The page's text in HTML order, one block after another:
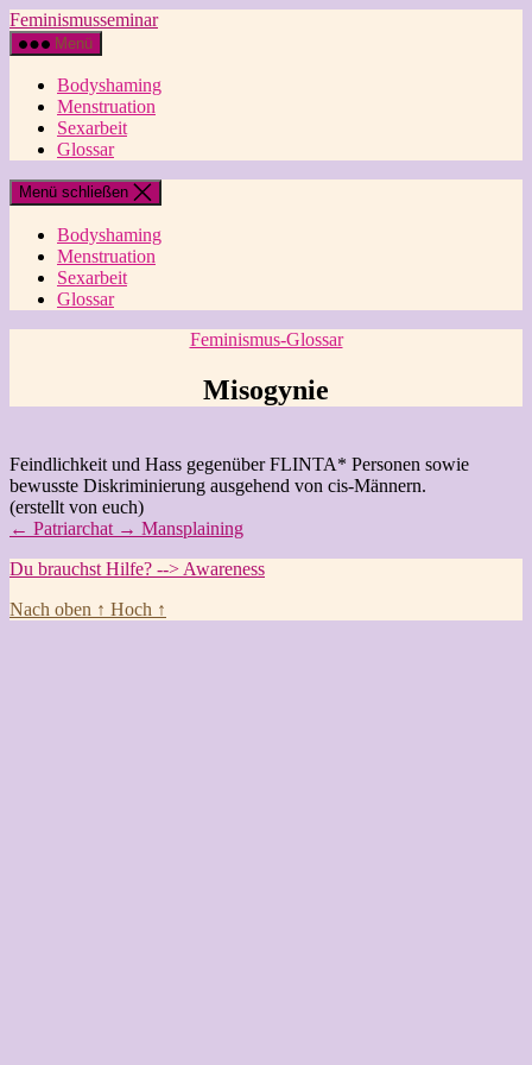
Direkt
zum
Inhalt
wechseln
Feminismusseminar
Menü
Bodyshaming
Menstruation
Sexarbeit
Glossar
Menü schließen
Bodyshaming
Menstruation
Sexarbeit
Glossar
Kategorien
Feminismus-Glossar
Misogynie
Feindlichkeit und Hass gegenüber FLINTA* Personen sowie
bewusste Diskriminierung ausgehend von cis-Männern.
(erstellt von euch)
← Patriarchat → Mansplaining
Du brauchst Hilfe? --> Awareness
Nach oben ↑ Hoch ↑